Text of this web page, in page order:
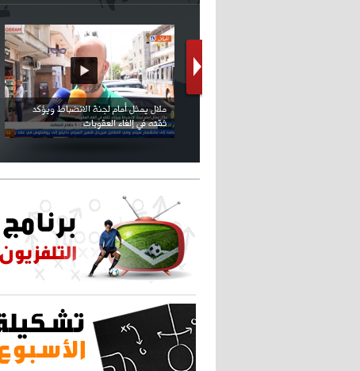
كريستيانو كاد يصاب على مستوى كتفه
بسبب سيلفي